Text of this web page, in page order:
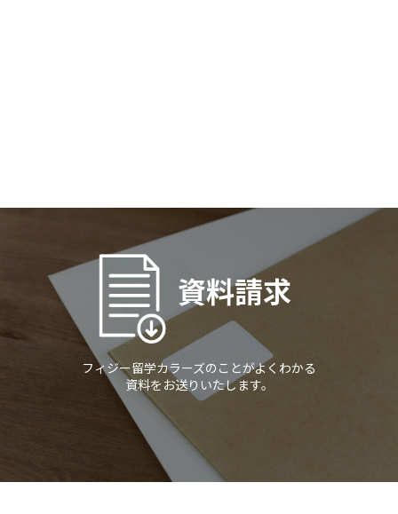
資料請求
フィジー留学カラーズのことがよくわかる
資料をお送りいたします。